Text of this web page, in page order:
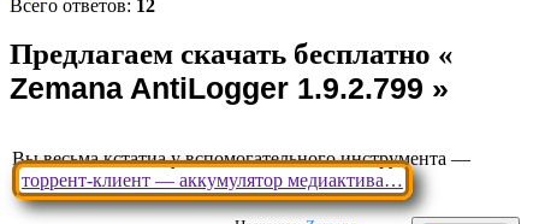
Всего ответов: 12
Вы весьма кстатиа у вспомогательного инструмента —
торрент-клиент — аккумулятор медиактива…